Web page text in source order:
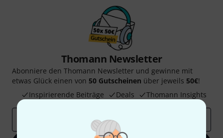
Thomann Newsletter
Abonniere den Thomann Newsletter und gewinne mit
etwas Glück einen von 50 Gutscheinen über jeweils 50€!
Inspirierende Beiträge
Deals Thomann Insights